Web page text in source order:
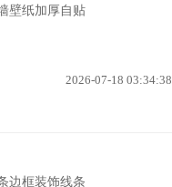
壁纸加厚自贴
2026-07-18 03:34:38
边框装饰线条